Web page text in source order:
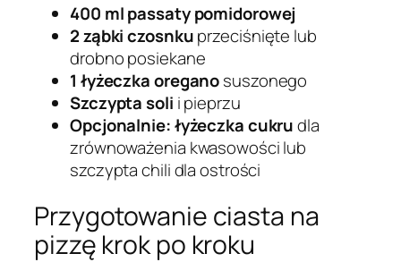
400 ml passaty pomidorowej
2 ząbki czosnkuprzeciśnięte lub
drobno posiekane
1 łyżeczka oreganosuszonego
Szczypta soli i pieprzu
Opcjonalnie: łyżeczka cukrudla
zrównoważenia kwasowości lub
szczypta chili dla ostrości
Przygotowanie ciasta na
pizzę krok po kroku